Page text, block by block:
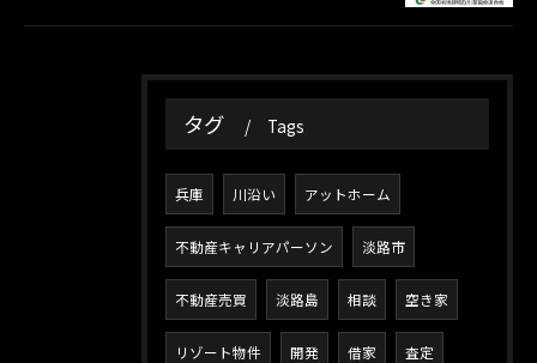
タグ Tags
兵庫 川沿い アットホーム
不動産キャリアパーソン 淡路市
不動産売買 淡路島 相談 空き家
リゾート物件 開発 借家 査定